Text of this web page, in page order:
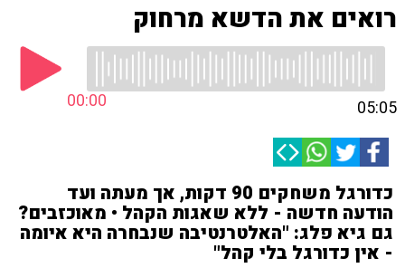
רואים את הדשא מרחוק
00:00 05:05
כדורגל משחקים 90 דקות, אך מעתה ועד
הודעה חדשה - ללא שאגות הקהל • מאוכזבים?
גם גיא פלג: "האלטרנטיבה שנבחרה היא איומה
- אין כדורגל בלי קהל"